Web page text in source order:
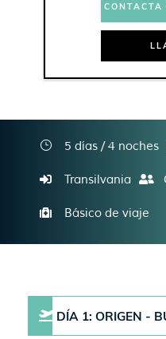
5 días / 4 noches
Transilvania
Básico de viaje
DÍA 1: ORIGEN -